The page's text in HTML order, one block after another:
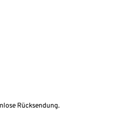
Rücksendung.